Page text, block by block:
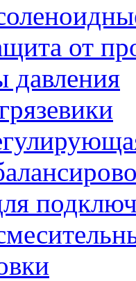
от
давления